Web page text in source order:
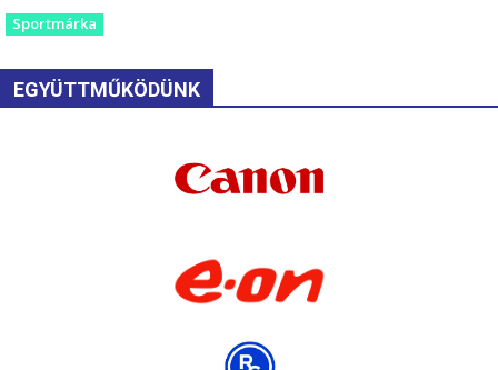
Sportmárka
EGYÜTTMŰKÖDÜNK